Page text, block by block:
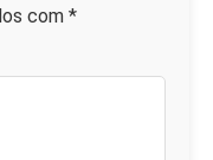
com *